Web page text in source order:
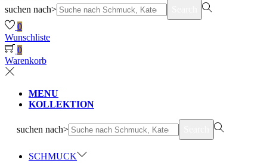
suchen nach>
0
Wunschliste
0
Warenkorb
MENU
KOLLEKTION
suchen nach>
SCHMUCK